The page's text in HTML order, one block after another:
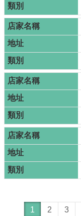
1 2 3